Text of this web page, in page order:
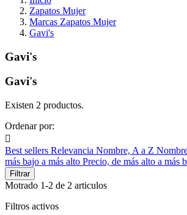
Zapatos Mujer
Marcas Zapatos Mujer
Gavi's
Gavi's
Gavi's
Existen 2 productos.
Ordenar por:

Best sellers Relevancia Nombre, A a Z
más bajo a más alto Precio, de más alto a más
Filtrar
Motrado 1-2 de 2 articulos
Filtros activos